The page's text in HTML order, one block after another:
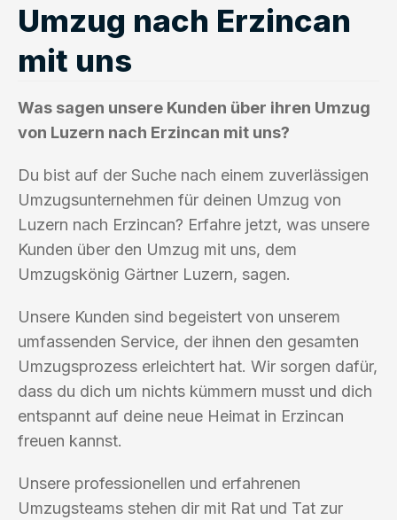
Umzug nach Erzincan
mit uns
Was sagen unsere Kunden über ihren Umzug
von Luzern nach Erzincan mit uns?
Du bist auf der Suche nach einem zuverlässigen
Umzugsunternehmen für deinen Umzug von
Luzern nach Erzincan? Erfahre jetzt, was unsere
Kunden über den Umzug mit uns, dem
Umzugskönig Gärtner Luzern, sagen.
Unsere Kunden sind begeistert von unserem
umfassenden Service, der ihnen den gesamten
Umzugsprozess erleichtert hat. Wir sorgen dafür,
dass du dich um nichts kümmern musst und dich
entspannt auf deine neue Heimat in Erzincan
freuen kannst.
Unsere professionellen und erfahrenen
Umzugsteams stehen dir mit Rat und Tat zur